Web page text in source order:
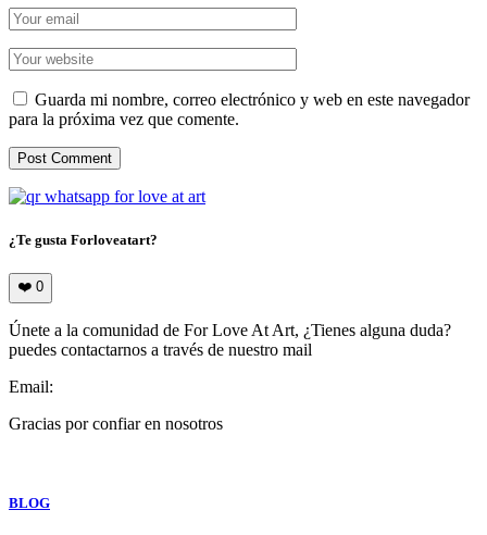
Guarda mi nombre, correo electrónico y web en este navegador
para la próxima vez que comente.
¿Te gusta Forloveatart?
❤️ 0
Únete a la comunidad de For Love At Art, ¿Tienes alguna duda?
puedes contactarnos a través de nuestro mail
Email:
Gracias por confiar en nosotros
BLOG